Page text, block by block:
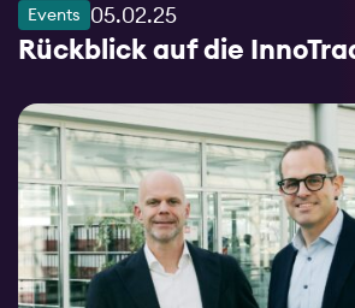
Events 05.02.25
Rückblick auf die